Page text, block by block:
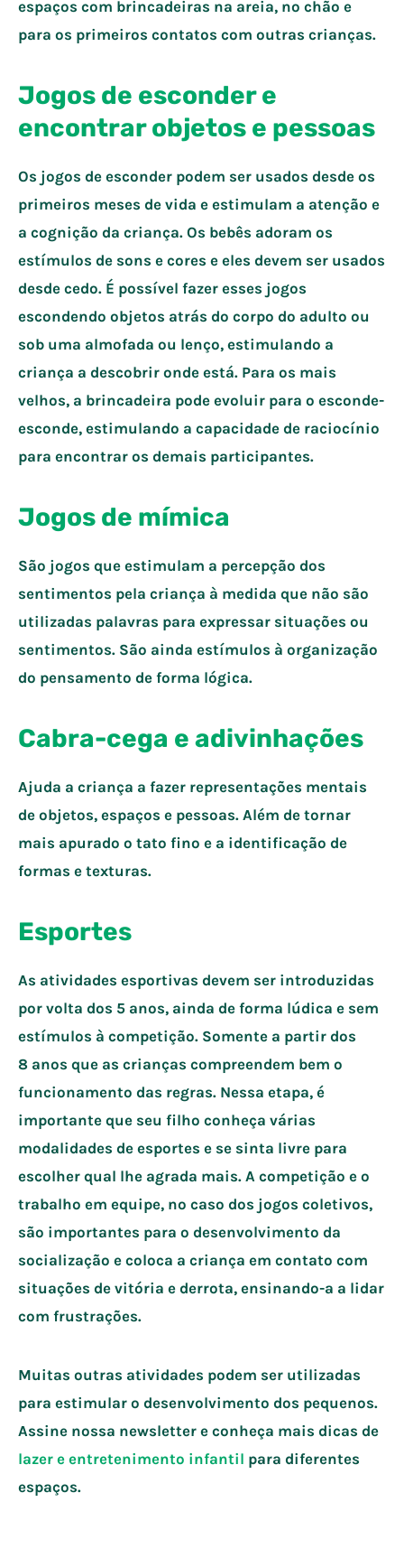
espaços com brincadeiras na areia, no chão e
para os primeiros contatos com outras crianças.
Jogos de esconder e
encontrar objetos e pessoas
Os jogos de esconder podem ser usados desde os
primeiros meses de vida e estimulam a atenção e
a cognição da criança. Os bebês adoram os
estímulos de sons e cores e eles devem ser usados
desde cedo. É possível fazer esses jogos
escondendo objetos atrás do corpo do adulto ou
sob uma almofada ou lenço, estimulando a
criança a descobrir onde está. Para os mais
velhos, a brincadeira pode evoluir para o esconde-
esconde, estimulando a capacidade de raciocínio
para encontrar os demais participantes.
Jogos de mímica
São jogos que estimulam a percepção dos
sentimentos pela criança à medida que não são
utilizadas palavras para expressar situações ou
sentimentos. São ainda estímulos à organização
do pensamento de forma lógica.
Cabra-cega e adivinhações
Ajuda a criança a fazer representações mentais
de objetos, espaços e pessoas. Além de tornar
mais apurado o tato fino e a identificação de
formas e texturas.
Esportes
As atividades esportivas devem ser introduzidas
por volta dos 5 anos, ainda de forma lúdica e sem
estímulos à competição. Somente a partir dos
8 anos que as crianças compreendem bem o
funcionamento das regras. Nessa etapa, é
importante que seu filho conheça várias
modalidades de esportes e se sinta livre para
escolher qual lhe agrada mais. A competição e o
trabalho em equipe, no caso dos jogos coletivos,
são importantes para o desenvolvimento da
socialização e coloca a criança em contato com
situações de vitória e derrota, ensinando-a a lidar
com frustrações.
Muitas outras atividades podem ser utilizadas
para estimular o desenvolvimento dos pequenos.
Assine nossa newsletter e conheça mais dicas de
lazer e entretenimento infantil para diferentes
espaços.